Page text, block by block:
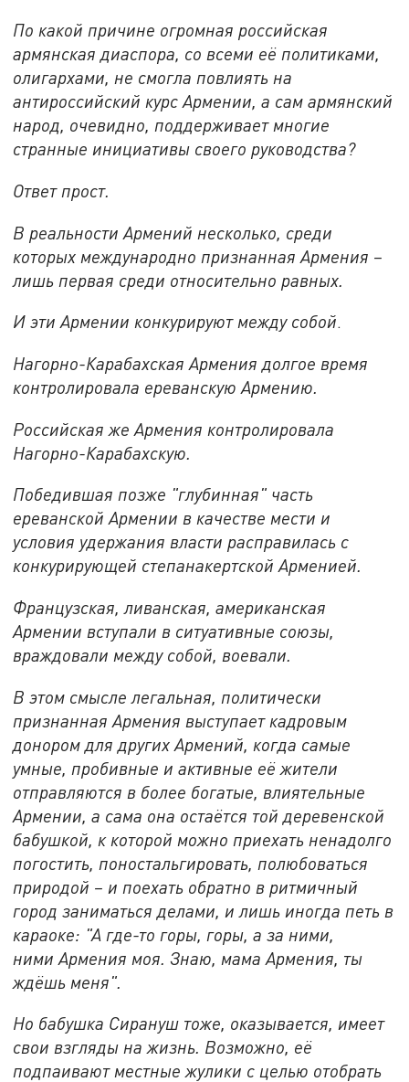
По какой причине огромная российская
армянская диаспора, со всеми её политиками,
олигархами, не смогла повлиять на
антироссийский курс Армении, а сам армянский
народ, очевидно, поддерживает многие
странные инициативы своего руководства?
Ответ прост.
В реальности Армений несколько, среди
которых международно признанная Армения –
лишь первая среди относительно равных.
И эти Армении конкурируют между собой.
Нагорно-Карабахская Армения долгое время
контролировала ереванскую Армению.
Российская же Армения контролировала
Нагорно-Карабахскую.
Победившая позже "глубинная" часть
ереванской Армении в качестве мести и
условия удержания власти расправилась с
конкурирующей степанакертской Арменией.
Французская, ливанская, американская
Армении вступали в ситуативные союзы,
враждовали между собой, воевали.
В этом смысле легальная, политически
признанная Армения выступает кадровым
донором для других Армений, когда самые
умные, пробивные и активные её жители
отправляются в более богатые, влиятельные
Армении, а сама она остаётся той деревенской
бабушкой, к которой можно приехать ненадолго
погостить, поностальгировать, полюбоваться
природой – и поехать обратно в ритмичный
город заниматься делами, и лишь иногда петь в
караоке: "А где-то горы, горы, а за ними,
ними Армения моя. Знаю, мама Армения, ты
ждёшь меня".
Но бабушка Сирануш тоже, оказывается, имеет
свои взгляды на жизнь. Возможно, её
подпаивают местные жулики с целью отобрать